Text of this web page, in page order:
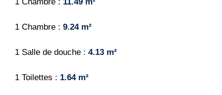
1 Chambre 9.24 m²
1 Salle de douche 4.13 m²
1 Toilettes 1.64 m²